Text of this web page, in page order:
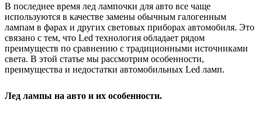
В последнее время лед лампочки для авто все чаще
используются в качестве замены обычным галогенным
лампам в фарах и других световых приборах автомобиля. Это
связано с тем, что Led технология обладает рядом
преимуществ по сравнению с традиционными источниками
света. В этой статье мы рассмотрим особенности,
преимущества и недостатки автомобильных Led ламп.
Лед лампы на авто и их особенности.